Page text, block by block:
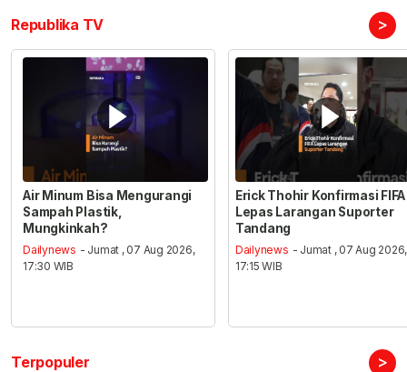
Republika TV >
Air Minum Bisa Mengurangi
Sampah Plastik,
Mungkinkah?
Dailynews - Jumat , 07 Aug 2026,
17:30 WIB
Erick Thohir Konfirmasi FIFA
Lepas Larangan Suporter
Tandang
Dailynews - Jumat , 07 Aug 2026,
17:15 WIB
Terpopuler >